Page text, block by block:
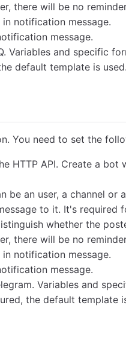
there will be no
notification message.
message.
Variables and specific
default template is used.
You need to set the
HTTP API. Create a bot
be an user, a channel or
to it. It's required
whether the
there will be no
notification message.
message.
Variables and
the default template